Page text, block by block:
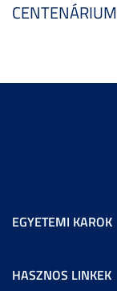
CENTENÁRIUM
EGYETEMI KAROK
HASZNOS LINKEK